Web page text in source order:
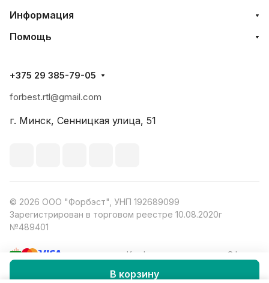
В корзину
Информация
Помощь
+375 29 385-79-05
forbest.rtl@gmail.com
г. Минск, Сенницкая улица, 51
© 2026 ООО "Форбэст", УНП 192689099
Зарегистрирован в торговом реестре 10.08.2020г
№489401
Конфиденциальность Оферта